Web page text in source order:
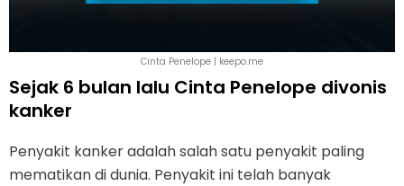
Cinta Penelope | keepo.me
Sejak 6 bulan lalu Cinta Penelope divonis
kanker
Penyakit kanker adalah salah satu penyakit paling
mematikan di dunia. Penyakit ini telah banyak